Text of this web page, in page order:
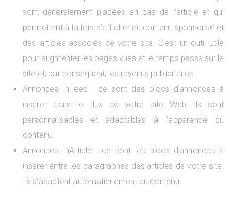
sont généralement placées en bas de l’article et qui
permettent à la fois d’afficher du contenu sponsorisé et
des articles associés de votre site. C’est un outil utile
pour augmenter les pages vues et le temps passé sur le
site et, par conséquent, les revenus publicitaires :
Annonces InFeed : ce sont des blocs d’annonces à
insérer dans le flux de votre site Web, ils sont
personnalisables et adaptables à l’apparence du
contenu.
Annonces InArticle : ce sont les blocs d’annonces à
insérer entre les paragraphes des articles de votre site.
Ils s’adaptent automatiquement au contenu.